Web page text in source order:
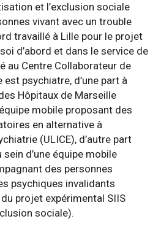
et l’exclusion sociale
vivant avec un trouble
travaillé à Lille pour le projet
d’abord et dans le service de
au Centre Collaborateur de
est psychiatre, d’une part à
Hôpitaux de Marseille
mobile proposant des
en alternative à
(ULICE), d’autre part
sein d’une équipe mobile
des personnes
psychiques invalidants
projet expérimental SIIS
sociale).